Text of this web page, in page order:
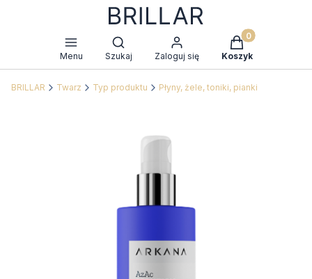
Menu
Otwórz wyszukiwarkę
Szukaj Zaloguj się
Produkty w
Koszyk
BRILLAR Twarz Typ produktu Płyny, żele, toniki, pianki